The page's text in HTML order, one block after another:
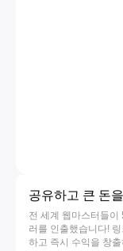
공유하고 큰 돈
전 세계 웹마스터들이
러를 인출했습니다!
하고 즉시 수익을 창